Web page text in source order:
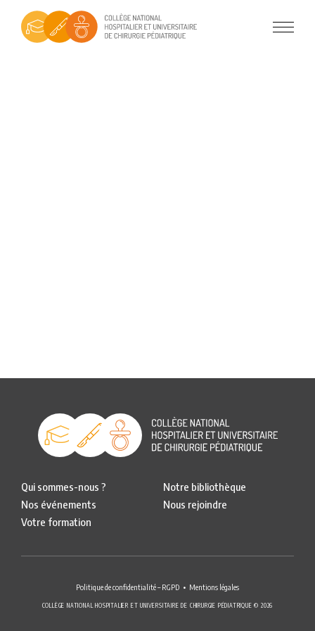
Qui sommes-nous ?
Nos événements
Votre formation
Notre bibliothèque
Nous rejoindre
Politique de confidentialité – RGPD Mentions légales
COLLÈGE NATIONAL HOSPITALIER ET UNIVERSITAIRE DE CHIRURGIE PÉDIATRIQUE © 2026